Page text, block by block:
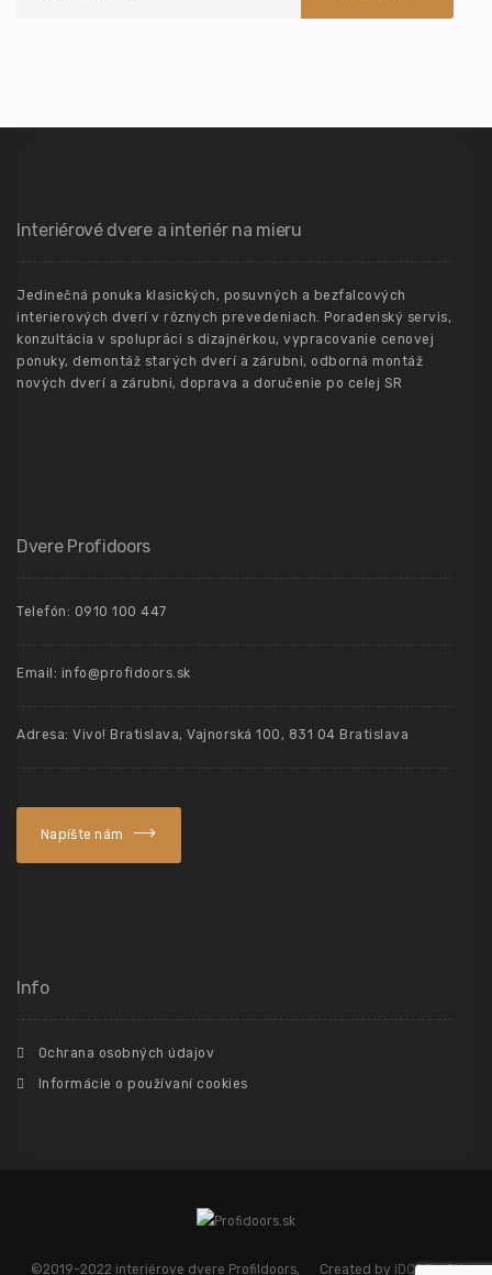
Interiérové dvere a interiér na mieru
Jedinečná ponuka klasických, posuvných a bezfalcových
interierových dverí v rôznych prevedeniach. Poradenský servis,
konzultácia v spolupráci s dizajnérkou, vypracovanie cenovej
ponuky, demontáž starých dverí a zárubni, odborná montáž
nových dverí a zárubni, doprava a doručenie po celej SR
Dvere Profidoors
Telefón: 0910 100 447
Email: info@profidoors.sk
Adresa: Vivo! Bratislava, Vajnorská 100, 831 04 Bratislava
Napíšte nám
Info
Ochrana osobných údajov
Informácie o používaní cookies
©2019-2022 interiérove dvere Profildoors, Created by IDCREW.SK